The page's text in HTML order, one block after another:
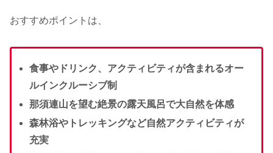
おすすめポイントは、
食事やドリンク、アクティビティが含まれるオー
ルインクルーシブ制
那須連山を望む絶景の露天風呂で大自然を体感
森林浴やトレッキングなど自然アクティビティが
充実